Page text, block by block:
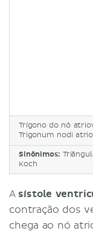
Trígono do nó
Trigonum nodi
Sinônimos:
Koch
A sístole
contração dos
chega ao nó